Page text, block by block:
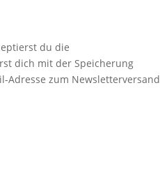
du die
dich mit der Speicherung
Adresse zum Newsletterversand